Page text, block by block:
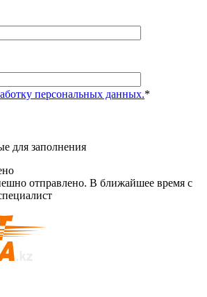
персональных данных.*
для заполнения
отправлено. В ближайшее время с